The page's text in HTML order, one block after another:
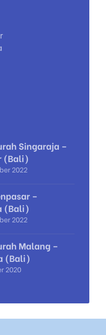
Singaraja –
(Bali)
2022
–
(Bali)
2022
Malang –
(Bali)
2020